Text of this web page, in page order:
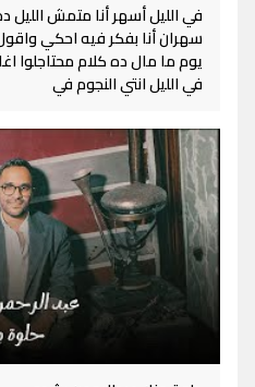
في الليل أسهر أنا متمش الليل
سهران أنا بفكر فيه احكي
يوم ما مال ده كلام محتاجلوا
في الليل انتي النجوم في